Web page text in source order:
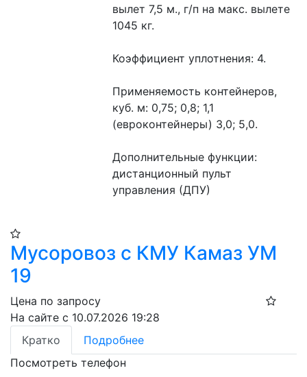
вылет 7,5 м., г/п на макс. вылете
1045 кг.
Коэффициент уплотнения: 4.
Применяемость контейнеров,
куб. м: 0,75; 0,8; 1,1
(евроконтейнеры) 3,0; 5,0.
Дополнительные функции:
дистанционный пульт
управления (ДПУ)
Мусоровоз с КМУ Камаз УМ
19
Цена по запросу
На сайте с 10.07.2026 19:28
Кратко
Подробнее
Посмотреть телефон